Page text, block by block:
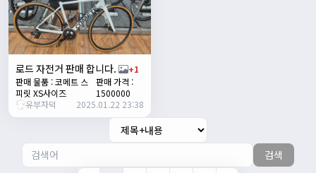
2/16/2025
자출조아15:14:23
시즌온 하신 분들 모두 안라하세요~~
2/17/2025
서준20:17:55
시즌온이랑 안라가 몬가요?
진우01:50:08
시즌온은 시즌이 시작됬다는거고 안라는 안전한 라이딩으로
자출조아
로드 자전거 판매 합니다.
+1
판매 물품 : 코메트 스
피릿 XS사이즈
판매 가격 :
1500000
유부자덕
2025.01.22 23:38
검색